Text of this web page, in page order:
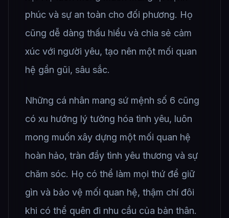
phúc và sự an toàn cho đối phương. Họ
cũng dễ dàng thấu hiểu và chia sẻ cảm
xúc với người yêu, tạo nên một mối quan
hệ gần gũi, sâu sắc.
Những cá nhân mang sứ mệnh số 6 cũng
có xu hướng lý tưởng hóa tình yêu, luôn
mong muốn xây dựng một mối quan hệ
hoàn hảo, tràn đầy tình yêu thương và sự
chăm sóc. Họ có thể làm mọi thứ để giữ
gìn và bảo vệ mối quan hệ, thậm chí đôi
khi có thể quên đi nhu cầu của bản thân.